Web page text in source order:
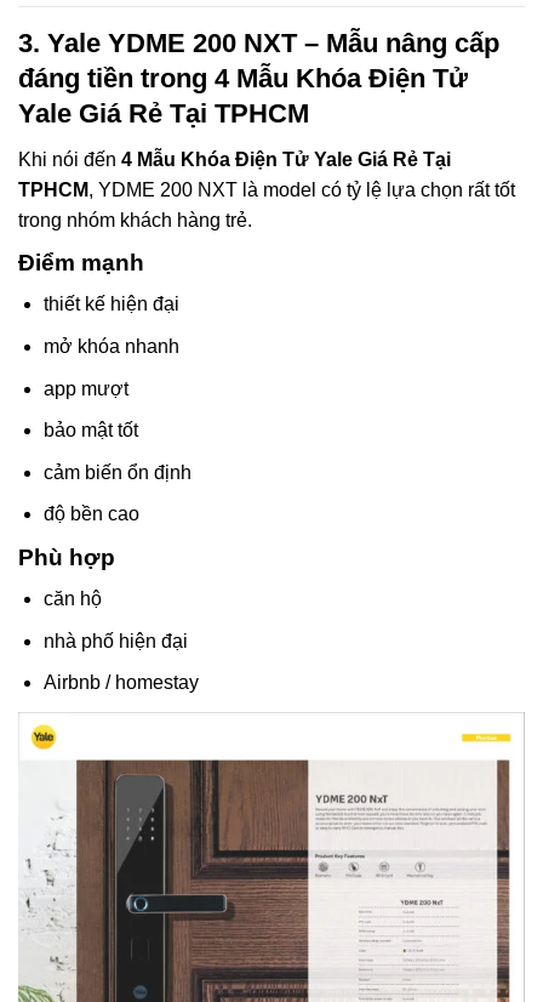
3. Yale YDME 200 NXT – Mẫu nâng cấp
đáng tiền trong 4 Mẫu Khóa Điện Tử
Yale Giá Rẻ Tại TPHCM
Khi nói đến 4 Mẫu Khóa Điện Tử Yale Giá Rẻ Tại
TPHCM, YDME 200 NXT là model có tỷ lệ lựa chọn rất tốt
trong nhóm khách hàng trẻ.
Điểm mạnh
thiết kế hiện đại
mở khóa nhanh
app mượt
bảo mật tốt
cảm biến ổn định
độ bền cao
Phù hợp
căn hộ
nhà phố hiện đại
Airbnb / homestay